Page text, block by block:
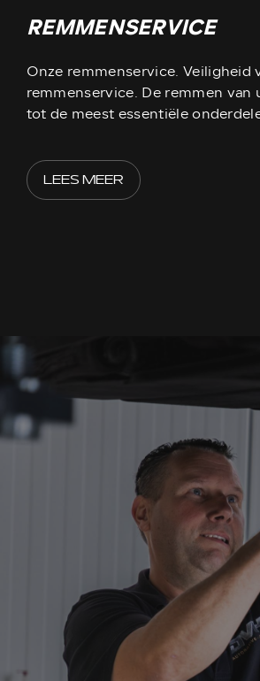
REMMENSERVICE
Onze remmenservice. Veiligheid
remmenservice. De remmen van
tot de meest essentiële
LEES MEER